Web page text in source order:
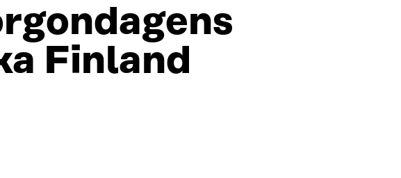
Finland